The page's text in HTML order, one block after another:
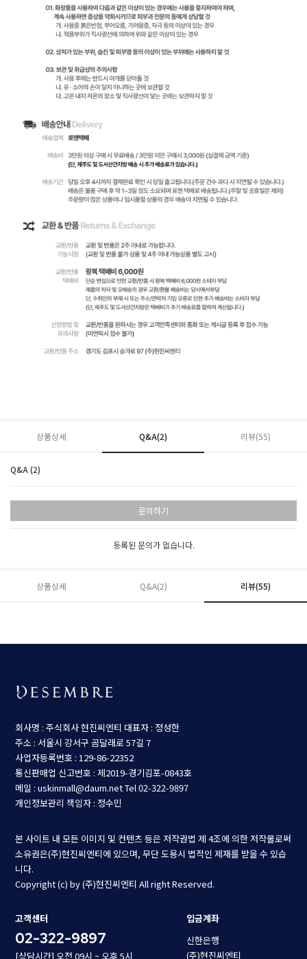
상품상세 Q&A(2) 리뷰(55)
Q&A (2)
문의하기
등록된 문의가 없습니다.
상품상세 Q&A(2) 리뷰(55)
회사명 : 주식회사 현진씨엔티 대표자 : 정성한
주소 : 서울시 강서구 곰달래로 57길 7
사업자등록번호 : 129-86-22352
통신판매업 신고번호 : 제2019-경기김포-0843호
메일 : uskinmall@daum.netTel 02-322-9897
개인정보관리 책임자 : 정수민
본 사이트 내 모든 이미지 및 컨텐츠 등은 저작권법 제 4조에 의한 저작물로써
소유권은(주)현진씨엔티에 있으며, 무단 도용시 법적인 제재를 받을 수 있습
니다.
Copyright (c) by (주)현진씨엔티 All right Reserved.
고객센터
02-322-9897
[상담시간] 오전 09시 ~ 오후 5시
입금계좌
신한은행
(주)현진씨엔티